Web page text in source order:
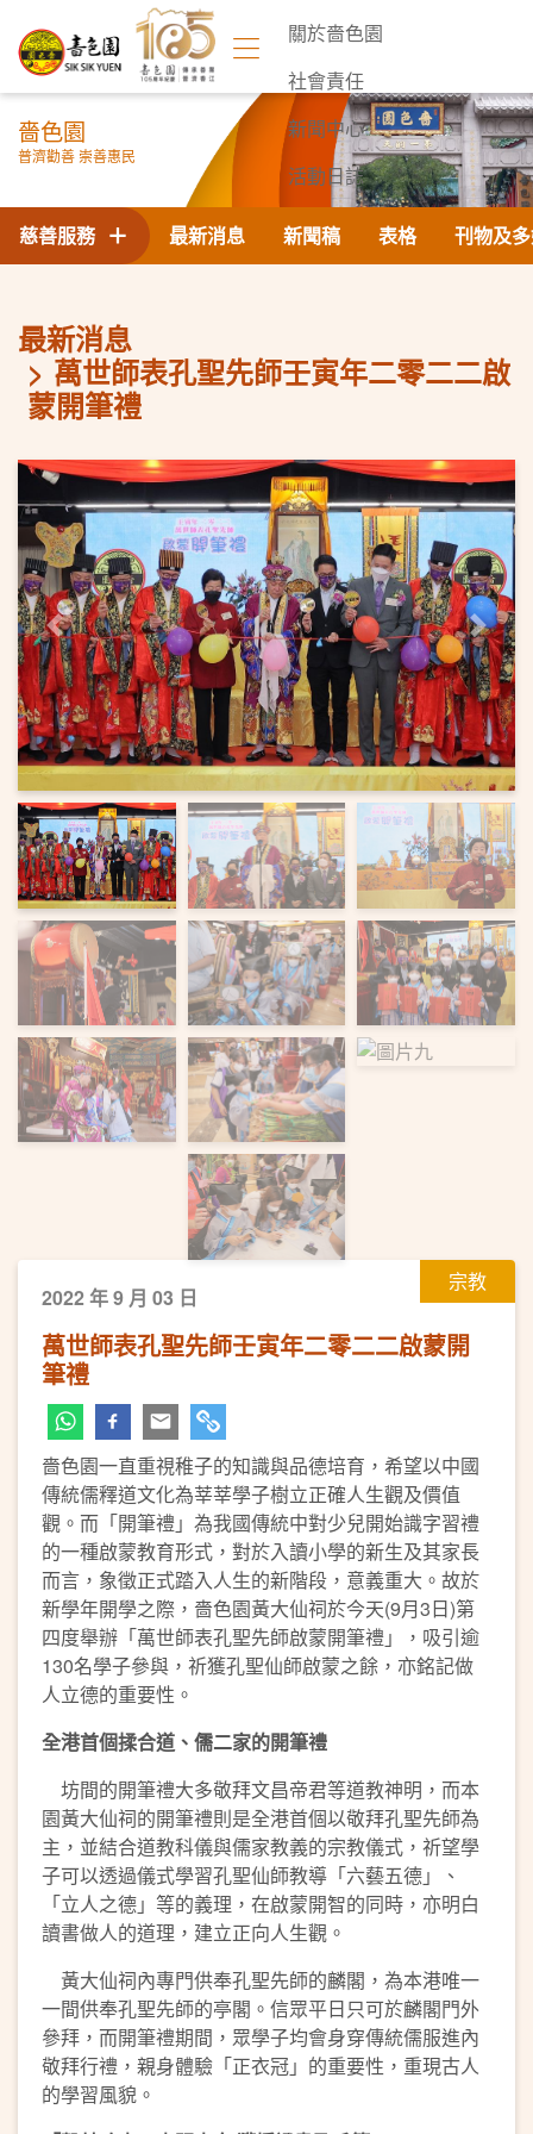
關於嗇色園
社會責任
新聞中心
活動日誌
聯絡我們
嗇色園
普濟勸善 崇善惠民
最新消息 新聞稿 表格 刊物及
慈善服務
最新消息
萬世師表孔聖先師壬寅年二零二二啟
蒙開筆禮
上一頁 下一頁
宗教
2022 年 9 月 03 日
萬世師表孔聖先師壬寅年二零二二啟蒙開
筆禮
嗇色園一直重視稚子的知識與品德培育，希望以中國
傳統儒釋道文化為莘莘學子樹立正確人生觀及價值
觀。而「開筆禮」為我國傳統中對少兒開始識字習禮
的一種啟蒙教育形式，對於入讀小學的新生及其家長
而言，象徵正式踏入人生的新階段，意義重大。故於
新學年開學之際，嗇色園黃大仙祠於今天(9月3日)第
四度舉辦「萬世師表孔聖先師啟蒙開筆禮」，吸引逾
130名學子參與，祈獲孔聖仙師啟蒙之餘，亦銘記做
人立德的重要性。
全港首個揉合道、儒二家的開筆禮
坊間的開筆禮大多敬拜文昌帝君等道教神明，而本
園黃大仙祠的開筆禮則是全港首個以敬拜孔聖先師為
主，並結合道教科儀與儒家教義的宗教儀式，祈望學
子可以透過儀式學習孔聖仙師教導「六藝五德」、
「立人之德」等的義理，在啟蒙開智的同時，亦明白
讀書做人的道理，建立正向人生觀。
黃大仙祠內專門供奉孔聖先師的麟閣，為本港唯一
一間供奉孔聖先師的亭閣。信眾平日只可於麟閣門外
參拜，而開筆禮期間，眾學子均會身穿傳統儒服進內
敬拜行禮，親身體驗「正衣冠」的重要性，重現古人
的學習風貌。